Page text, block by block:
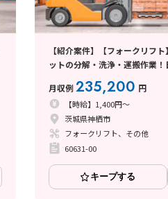
【紹介案件】【フォークリフ
ットの分解・洗浄・運搬作業
月収例235,200 円
【時給】1,400円～
茨城県神栖市
フォークリフト、その他
60631-00
キープする